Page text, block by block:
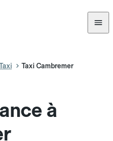
Taxi Cambremer
à